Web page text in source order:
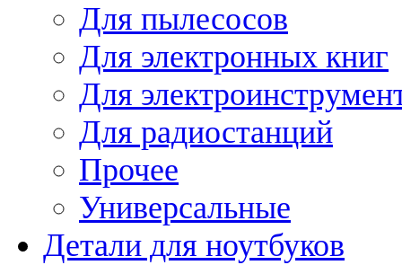
Для пылесосов
Для электронных книг
Для
Для радиостанций
Прочее
Универсальные
Детали для ноутбуков